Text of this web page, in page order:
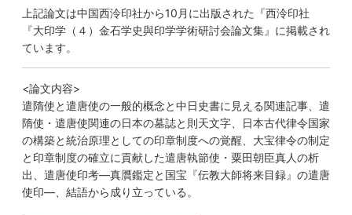
上記論文は中国西泠印社から10月に出版された『西泠印社
『大印学（４）金石学史與印学学術研討会論文集』に掲載され
ています。
<論文内容>
遣隋使と遣唐使の一般的概念と中日史書に見える関連記事、遣
隋使・遣唐使関連の日本の墓誌と則天文字、日本古代律令国家
の構築と統治原理としての印章制度への覚醒、大宝律令の制定
と印章制度の確立に貢献した遣唐執節使・粟田朝臣真人の析
出、遣唐使印考―真贋鑑定と国宝『伝教大師将来目録』の遣唐
使印―、結語から成り立っている。